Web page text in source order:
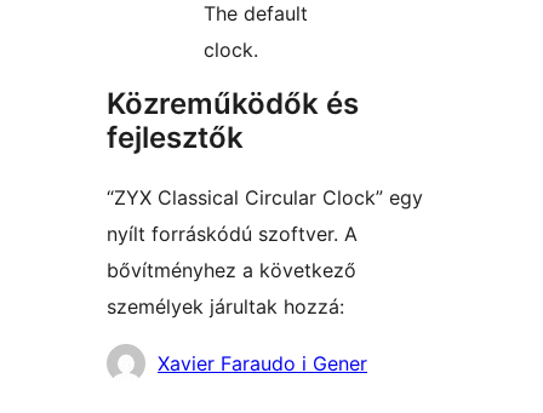
The default
clock.
Közreműködők és
fejlesztők
“ZYX Classical Circular Clock” egy
nyílt forráskódú szoftver. A
bővítményhez a következő
személyek járultak hozzá:
Közreműködők
Xavier Faraudo i Gener